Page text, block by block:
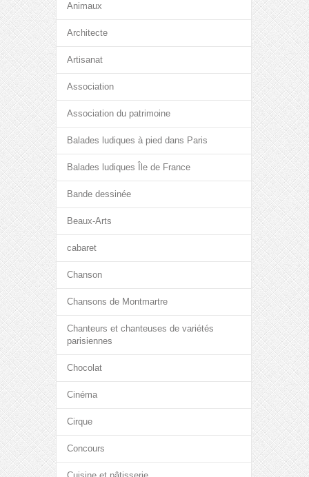
Animaux
Architecte
Artisanat
Association
Association du patrimoine
Balades ludiques à pied dans Paris
Balades ludiques Île de France
Bande dessinée
Beaux-Arts
cabaret
Chanson
Chansons de Montmartre
Chanteurs et chanteuses de variétés
parisiennes
Chocolat
Cinéma
Cirque
Concours